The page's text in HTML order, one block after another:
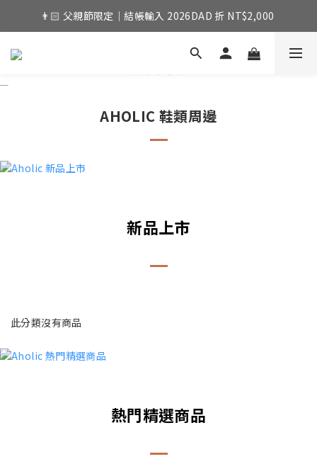
👨🏻 父親節限定｜結帳輸入 2026DAD 折 NT$2,000
AHOLIC 鞋類周邊
新品上市
此分類沒有商品
熱門精選商品